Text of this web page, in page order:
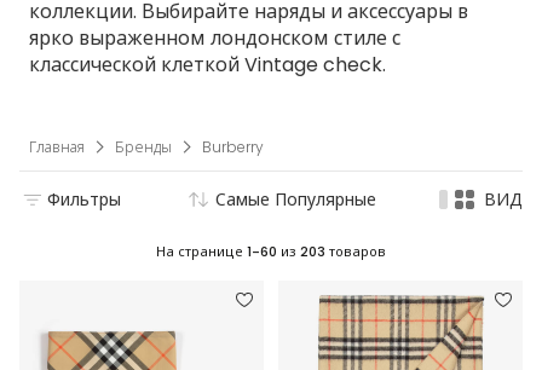
коллекции. Выбирайте наряды и аксессуары в
ярко выраженном лондонском стиле с
классической клеткой Vintage check.
Главная Бренды Burberry
Фильтры Самые Популярные ВИД
На странице 1-60 из 203 товаров